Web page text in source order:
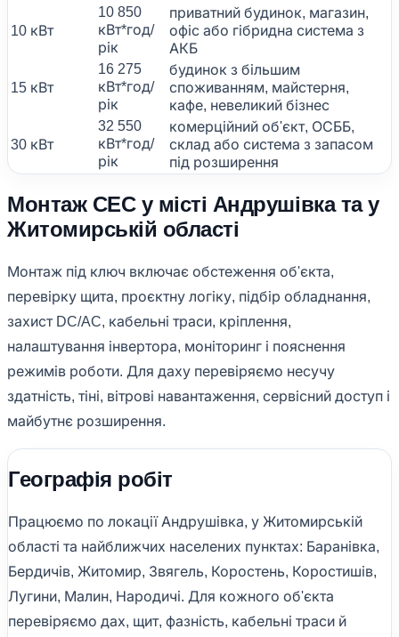
10 кВт
10 850
кВт*год/
рік
приватний будинок, магазин,
офіс або гібридна система з
АКБ
15 кВт
16 275
кВт*год/
рік
будинок з більшим
споживанням, майстерня,
кафе, невеликий бізнес
30 кВт
32 550
кВт*год/
рік
комерційний об'єкт, ОСББ,
склад або система з запасом
під розширення
Монтаж СЕС у місті Андрушівка та у
Житомирській області
Монтаж під ключ включає обстеження об'єкта,
перевірку щита, проєктну логіку, підбір обладнання,
захист DC/AC, кабельні траси, кріплення,
налаштування інвертора, моніторинг і пояснення
режимів роботи. Для даху перевіряємо несучу
здатність, тіні, вітрові навантаження, сервісний доступ і
майбутнє розширення.
Географія робіт
Працюємо по локації Андрушівка, у Житомирській
області та найближчих населених пунктах: Баранівка,
Бердичів, Житомир, Звягель, Коростень, Коростишів,
Лугини, Малин, Народичі. Для кожного об'єкта
перевіряємо дах, щит, фазність, кабельні траси й